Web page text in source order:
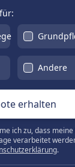
Andere
erhalten
ich zu, dass
verarbeitet
.